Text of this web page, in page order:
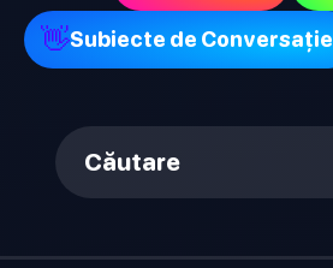
👋Subiecte de Conversație
Căutare